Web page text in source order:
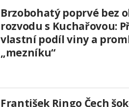
Brzobohatý poprvé bez
rozvodu s Kuchařovou:
vlastní podíl viny a
„mezníku“
František Ringo Čech